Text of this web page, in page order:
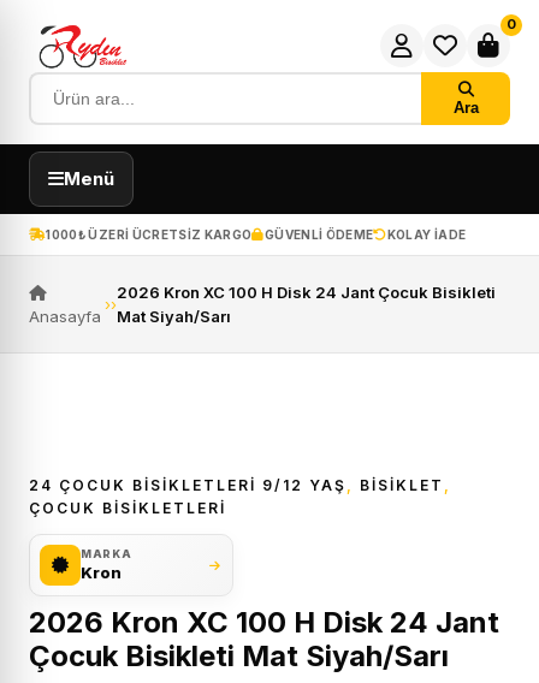
Ara
0
Menü
1000₺ ÜZERI ÜCRETSIZ KARGO GÜVENLI ÖDEME KOLAY IADE
Anasayfa
››
2026 Kron XC 100 H Disk 24 Jant Çocuk Bisikleti
Mat Siyah/Sarı
24 ÇOCUK BISIKLETLERI 9/12 YAŞ BİSİKLET
ÇOCUK BISIKLETLERI
MARKA
Kron
2026 Kron XC 100 H Disk 24 Jant
Çocuk Bisikleti Mat Siyah/Sarı